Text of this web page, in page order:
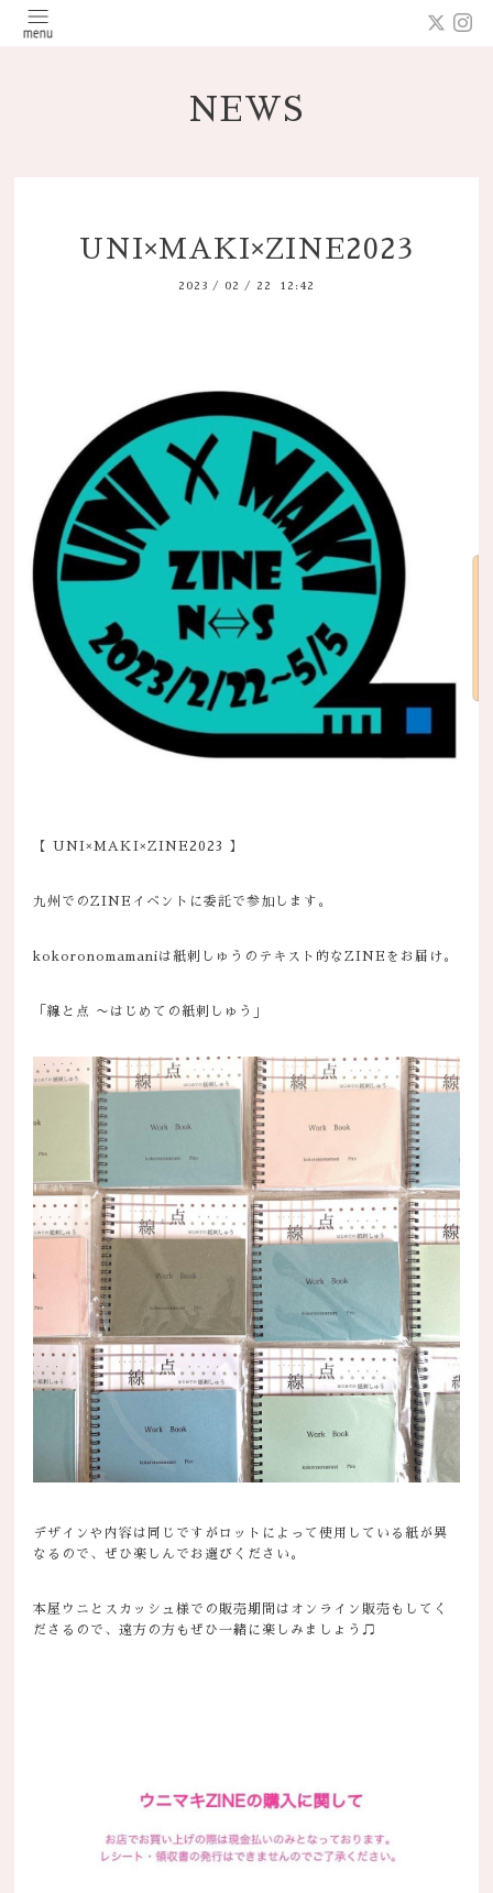
NEWS
UNI×MAKI×ZINE2023
2023 / 02 / 22 12:42
【 UNI×MAKI×ZINE2023 】
九州でのZINEイベントに委託で参加します。
kokoronomamaniは紙刺しゅうのテキスト的なZINEをお届け。
「線と点 〜はじめての紙刺しゅう」
デザインや内容は同じですがロットによって使用している紙が異
なるので、ぜひ楽しんでお選びください。
本屋ウニとスカッシュ様での販売期間はオンライン販売もしてく
ださるので、遠方の方もぜひ一緒に楽しみましょう♫